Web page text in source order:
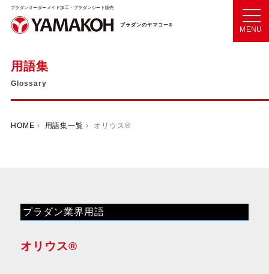
プラダンオーダーメイド加工・プラダンシート販売
プラダンのヤマコー®
MENU
用語集
Glossary
HOME › 用語集一覧 › オリウス®
プラダン業界用語
オリウス®